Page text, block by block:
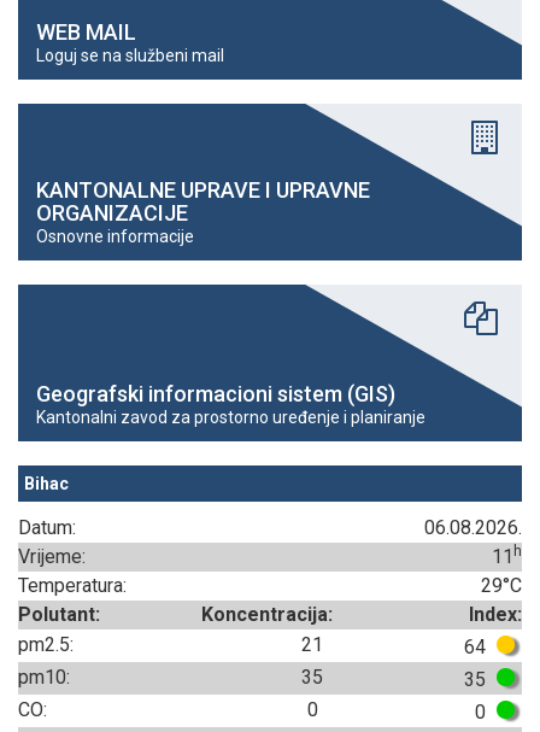
WEB MAIL
Loguj se na službeni mail
KANTONALNE UPRAVE I UPRAVNE
ORGANIZACIJE
Osnovne informacije
Geografski informacioni sistem (GIS)
Kantonalni zavod za prostorno uređenje i planiranje
Bihac
Datum:
06.08.2026.
Vrijeme:
11 h
Temperatura:
29°C
Polutant:
Koncentracija:
Index:
pm2.5:
21
64
pm10:
35
35
CO:
0
0